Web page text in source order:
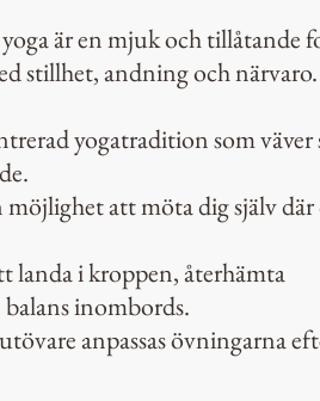
är en mjuk och tillåtande
stillhet, andning och närvaro.
yogatradition som väver
att möta dig själv där
landa i kroppen, återhämta
inombords.
anpassas övningarna